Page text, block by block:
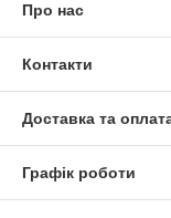
Про нас
Контакти
Доставка та
Графік роботи